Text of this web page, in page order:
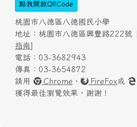
點我開啟QRCode
桃園市八德區八德國民小學
地址：桃園市八德區興豐路222號
指南]
電話：03-3682943
傳真：03-3654872
請用
Chrome 、 FireFox或
獲得最佳瀏覽效果，謝謝！